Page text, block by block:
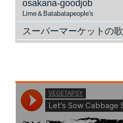
osakana-goodjob
Lime＆Batabatapeople's
スーパーマーケットの歌